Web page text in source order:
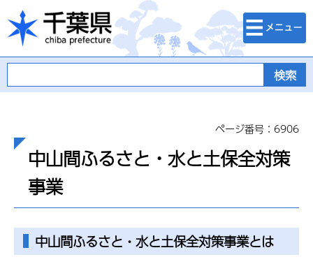
千葉県
検索・メニュ
ー
ページ番号：6906
中山間ふるさと・水と土保全対策
事業
中山間ふるさと・水と土保全対策事業とは